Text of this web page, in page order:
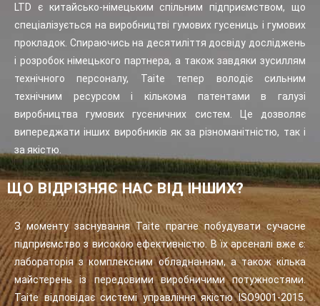
LTD є китайсько-німецьким спільним підприємством, що
спеціалізується на виробництві гумових гусениць і гумових
прокладок. Спираючись на десятиліття досвіду досліджень
і розробок німецького партнера, а також завдяки зусиллям
технічного персоналу, Taite тепер володіє сильним
технічним ресурсом і кількома патентами в галузі
виробництва гумових гусеничних систем. Це дозволяє
випереджати інших виробників як за різноманітністю, так і
за якістю.
ЩО ВІДРІЗНЯЄ НАС ВІД ІНШИХ?
З моменту заснування Taite прагне побудувати сучасне
підприємство з високою ефективністю. В їх арсеналі вже є:
лабораторія з комплексним обладнанням, а також кілька
майстерень із передовими виробничими потужностями.
Taite відповідає системі управління якістю ISO9001-2015.